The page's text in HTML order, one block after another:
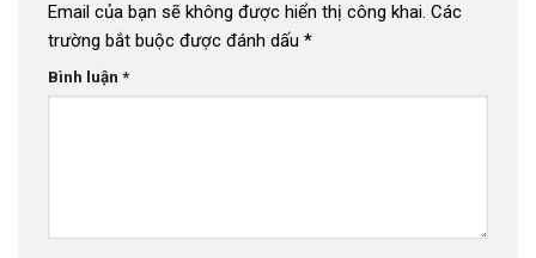
Email của bạn sẽ không được hiển thị công khai. Các
trường bắt buộc được đánh dấu *
Bình luận *